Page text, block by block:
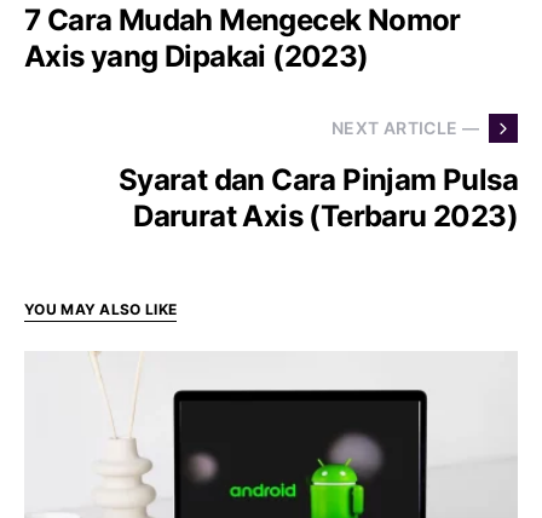
7 Cara Mudah Mengecek Nomor
Axis yang Dipakai (2023)
NEXT ARTICLE —
Syarat dan Cara Pinjam Pulsa
Darurat Axis (Terbaru 2023)
YOU MAY ALSO LIKE